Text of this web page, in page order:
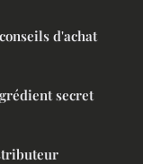
d'achat
secret